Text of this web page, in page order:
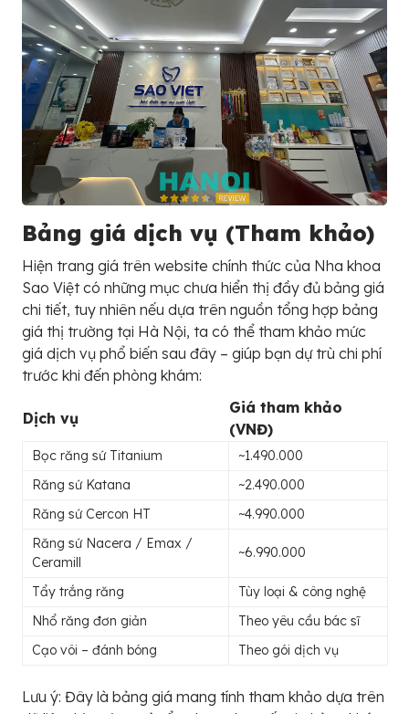
Bảng giá dịch vụ (Tham khảo)
Hiện trang giá trên website chính thức của Nha khoa
Sao Việt có những mục chưa hiển thị đầy đủ bảng giá
chi tiết, tuy nhiên nếu dựa trên nguồn tổng hợp bảng
giá thị trường tại Hà Nội, ta có thể tham khảo mức
giá dịch vụ phổ biến sau đây – giúp bạn dự trù chi phí
trước khi đến phòng khám:
Dịch vụ
Giá tham khảo
(VNĐ)
Bọc răng sứ Titanium
~1.490.000
Răng sứ Katana
~2.490.000
Răng sứ Cercon HT
~4.990.000
Răng sứ Nacera / Emax /
Ceramill
~6.990.000
Tẩy trắng răng
Tùy loại & công nghệ
Nhổ răng đơn giản
Theo yêu cầu bác sĩ
Cạo vôi – đánh bóng
Theo gói dịch vụ
Lưu ý: Đây là bảng giá mang tính tham khảo dựa trên